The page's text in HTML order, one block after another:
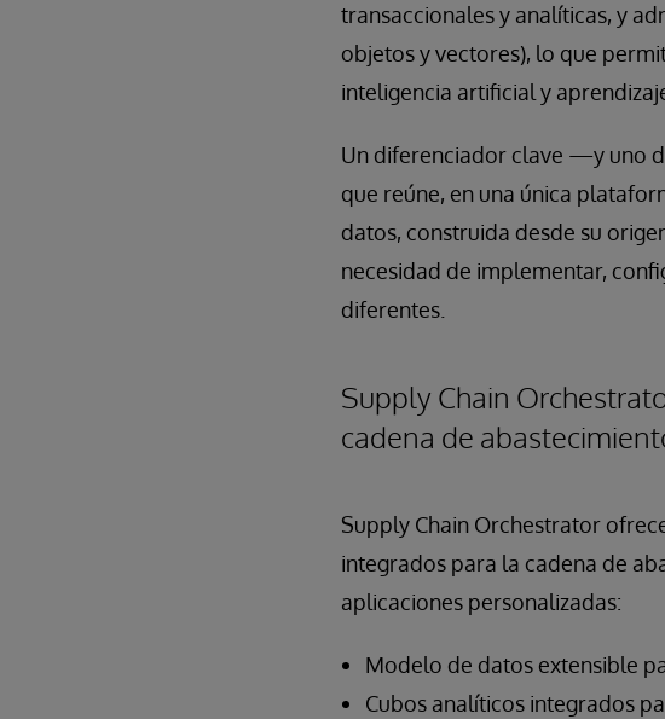
transaccionales y analíticas, y
objetos y vectores), lo que
inteligencia artificial y
Un diferenciador clave —y uno
que reúne, en una única
datos, construida desde su
necesidad de implementar,
diferentes.
Supply Chain
cadena de
Supply Chain Orchestrator
integrados para la cadena de
aplicaciones personalizadas:
Modelo de datos extensible
Cubos analíticos integrados